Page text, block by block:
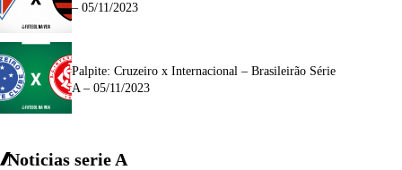
– 05/11/2023
Palpite: Cruzeiro x Internacional – Brasileirão Série
A – 05/11/2023
Noticias serie A